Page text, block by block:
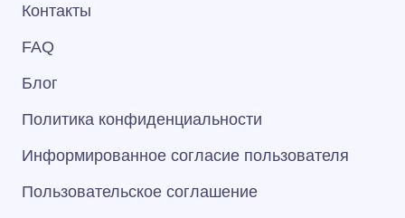
Контакты
FAQ
Блог
Политика конфиденциальности
Информированное согласие пользователя
Пользовательское соглашение